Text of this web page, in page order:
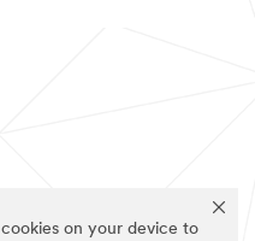
cookies on your device to